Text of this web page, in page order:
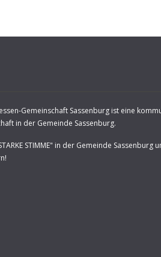
Gemeinschaft Sassenburg ist eine
in der Gemeinde Sassenburg.
STIMME" in der Gemeinde Sassenburg